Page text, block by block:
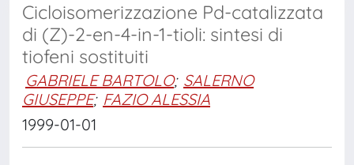
Cicloisomerizzazione Pd-catalizzata
di (Z)-2-en-4-in-1-tioli: sintesi di
tiofeni sostituiti
GABRIELE BARTOLO; SALERNO
GIUSEPPE; FAZIO ALESSIA
1999-01-01